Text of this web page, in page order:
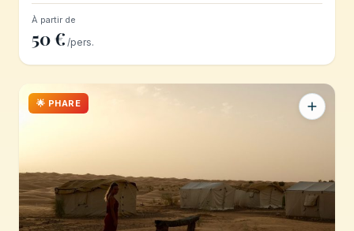
À partir de
50 € /pers.
🌟 PHARE